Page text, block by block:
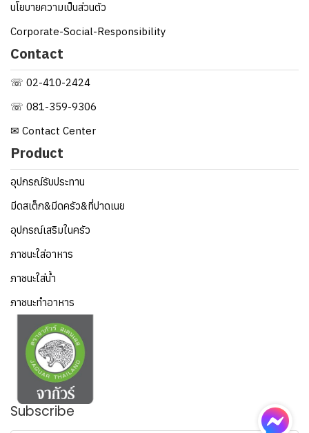
นโยบายความเป็นส่วนตัว
Corporate-Social-Responsibility
Contact
☏ 02-410-2424
☏ 081-359-9306
✉ Contact Center
Product
อุปกรณ์รับประทาน
มีดสเต็ก&มีดครัว&ที่ปาดเนย
อุปกรณ์เสริมในครัว
ภาชนะใส่อาหาร
ภาชนะใส่น้ำ
ภาชนะทำอาหาร
Subscribe